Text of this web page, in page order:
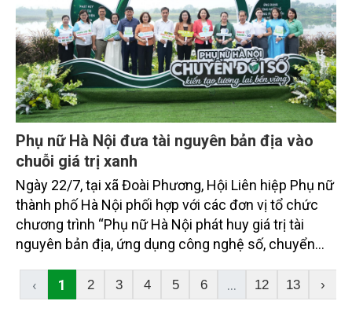
Phụ nữ Hà Nội đưa tài nguyên bản địa vào
chuỗi giá trị xanh
Ngày 22/7, tại xã Đoài Phương, Hội Liên hiệp Phụ nữ
thành phố Hà Nội phối hợp với các đơn vị tổ chức
chương trình “Phụ nữ Hà Nội phát huy giá trị tài
nguyên bản địa, ứng dụng công nghệ số, chuyển
tạo diễn đàn kết nối các mô hình kinh tế do phụ nữ
làm chủ, mà còn đánh dấu sự ra đời của Hợp tác xã
‹ 1 2 3 4 5 6 ... 12 13 ›